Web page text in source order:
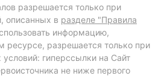
разрешается только при
описанных в разделе "Правила
информацию,
разрешается только при
гиперссылки на Сайт
не ниже первого